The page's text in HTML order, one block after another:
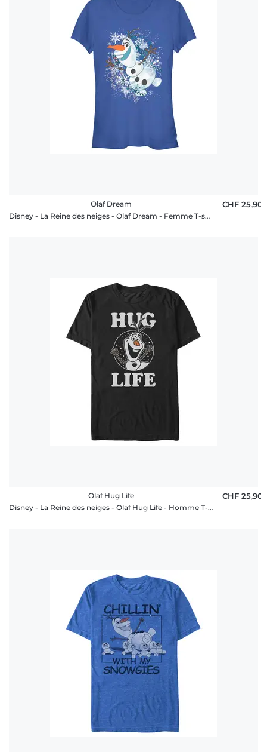
Olaf Dream
Disney - La Reine des neiges - Olaf Dream - Femme T-shirt
CHF 25,90
Olaf Hug Life
Disney - La Reine des neiges - Olaf Hug Life - Homme T-shirt
CHF 25,90